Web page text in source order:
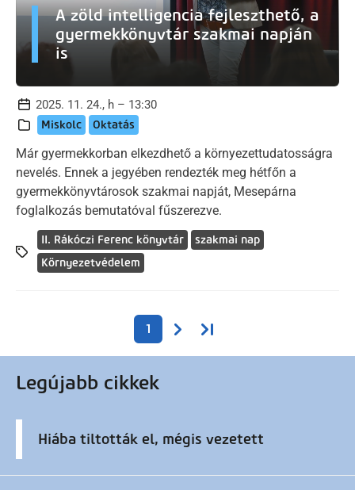
A zöld intelligencia fejleszthető, a
gyermekkönyvtár szakmai napján
is
2025. 11. 24., h – 13:30
Miskolc Oktatás
Már gyermekkorban elkezdhető a környezettudatosságra
nevelés. Ennek a jegyében rendezték meg hétfőn a
gyermekkönyvtárosok szakmai napját, Mesepárna
foglalkozás bemutatóval fűszerezve.
II. Rákóczi Ferenc könyvtár
szakmai nap
Környezetvédelem
Oldalszámozás 1 Következő oldal
Utolsó oldal
Legújabb cikkek
Hiába tiltották el, mégis vezetett